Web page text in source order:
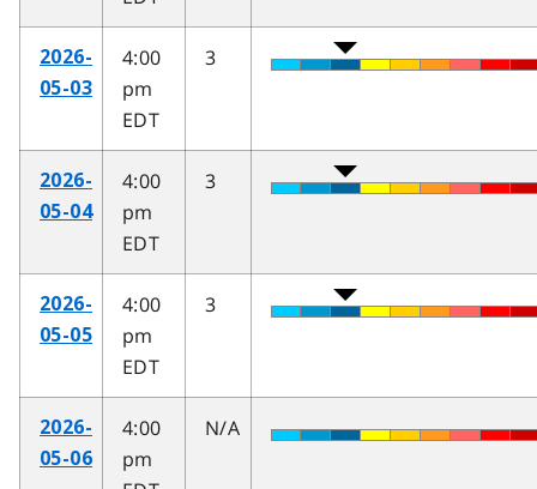
2026-
05-03
4:00
pm
EDT
3
2026-
05-04
4:00
pm
EDT
3
2026-
05-05
4:00
pm
EDT
3
2026-
05-06
4:00
pm
N/A